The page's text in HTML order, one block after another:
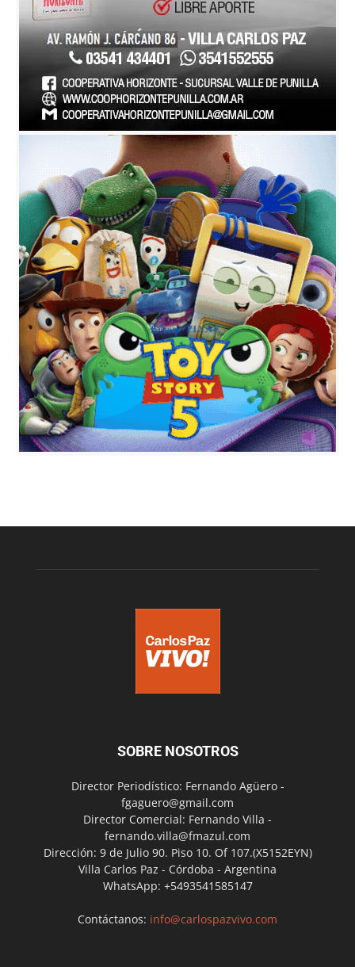
SOBRE NOSOTROS
Director Periodístico: Fernando Agüero -
fgaguero@gmail.com
Director Comercial: Fernando Villa -
fernando.villa@fmazul.com
Dirección: 9 de Julio 90. Piso 10. Of 107.(X5152EYN)
Villa Carlos Paz - Córdoba - Argentina
WhatsApp: +5493541585147
Contáctanos: info@carlospazvivo.com